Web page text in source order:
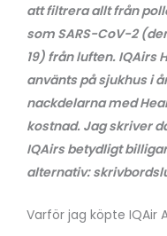
att filtrera allt från
som SARS-CoV-2
19) från luften. IQAirs
använts på sjukhus i
nackdelarna med
kostnad. Jag skriver
IQAirs betydligt
alternativ:
Varför jag köpte IQAir